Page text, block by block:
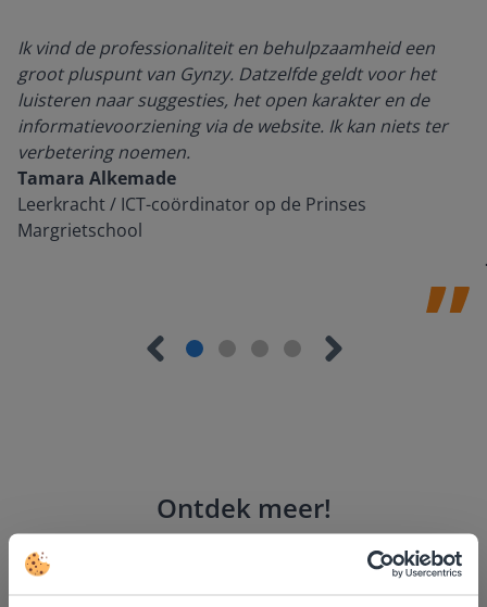
Ik vind de professionaliteit en behulpzaamheid een
groot pluspunt van Gynzy. Datzelfde geldt voor het
luisteren naar suggesties, het open karakter en de
informatievoorziening via de website. Ik kan niets ter
verbetering noemen.
Tamara Alkemade
Leerkracht / ICT-coördinator op de Prinses
Margrietschool
Ontdek meer!
Groep 8, Blok 9, Week 3, Les 11